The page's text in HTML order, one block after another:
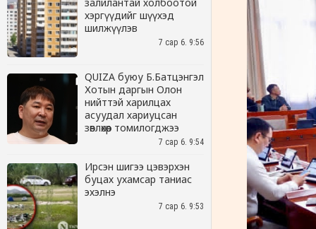
хэргүүдийг шүүхэд
шилжүүлэв
7 сар 6. 9:56
QUIZA буюу Б.Батцэнгэл
Хотын даргын Олон
нийттэй харилцах
асуудал хариуцсан
зөвлөхөөр томилогджээ
7 сар 6. 9:54
Ирсэн шигээ цэвэрхэн
буцах ухамсар таниас
эхэлнэ
7 сар 6. 9:53